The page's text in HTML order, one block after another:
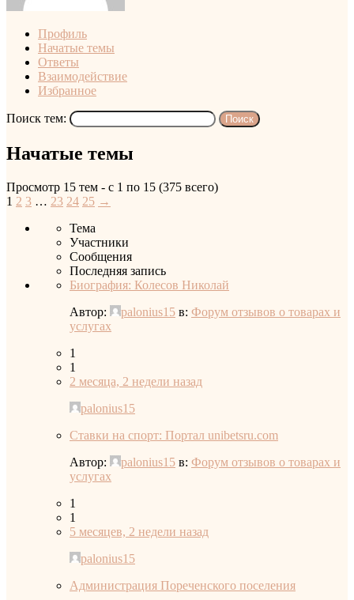
Профиль
Начатые темы
Ответы
Взаимодействие
Избранное
Поиск тем:
Начатые темы
Просмотр 15 тем - с 1 по 15 (375 всего)
1 2 3 … 23 24 25 →
Тема
Участники
Сообщения
Последняя запись
Биография: Колесов Николай
Автор:
palonius15 в: Форум отзывов о товарах и
услугах
1
1
2 месяца, 2 недели назад
palonius15
Ставки на спорт: Портал unibetsru.com
Автор:
palonius15 в: Форум отзывов о товарах и
услугах
1
1
5 месяцев, 2 недели назад
palonius15
Администрация Пореченского поселения